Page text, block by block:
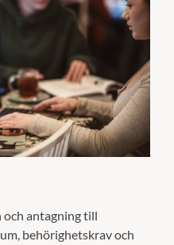
antagning till
behörighetskrav och